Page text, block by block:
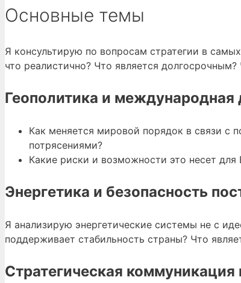
Основные темы
Я консультирую по вопросам стратегии в
что реалистично? Что является
Геополитика и международная
Как меняется мировой порядок в связи с
потрясениями?
Какие риски и возможности это несет
Энергетика и безопасность
Я анализирую энергетические системы не с
поддерживает стабильность страны? Что
Стратегическая коммуникация